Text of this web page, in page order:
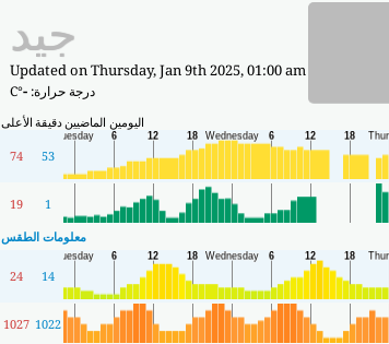
جيد
Updated on Thursday, Jan 9th 2025, 01:00 am
درجة حرارة:-
°C
اليومين الماضييندقيقة الأعلى
53
74
1
19
معلومات الطقس
14
24
1022
1027